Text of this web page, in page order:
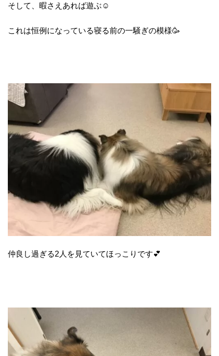
そして、暇さえあれば遊ぶ☺️
これは恒例になっている寝る前の一騒ぎの模様🥳
仲良し過ぎる2人を見ていてほっこりです💕